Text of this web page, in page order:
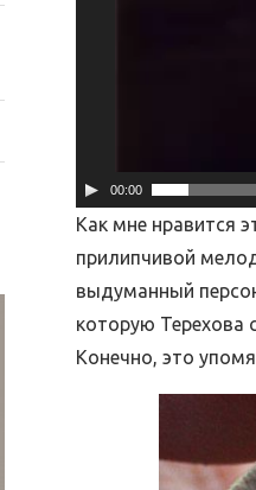
00:00
Как мне нравится
прилипчивой
выдуманный
которую Терехова
Конечно, это
ВЕБИНАРЫ ИЮЛЯ